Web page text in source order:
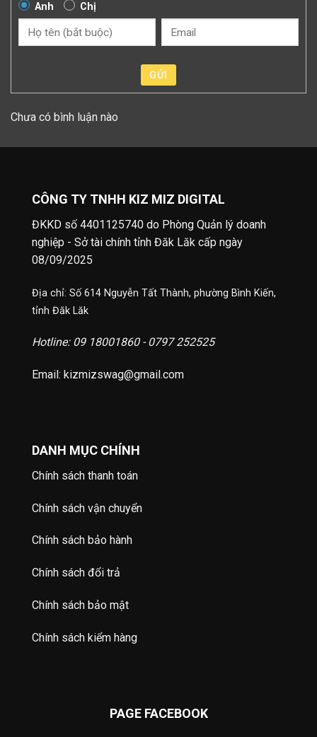
Anh Chị
GỬI
Chưa có bình luận nào
CÔNG TY TNHH KIZ MIZ DIGITAL
ĐKKD số 4401125740 do Phòng Quản lý doanh
nghiệp - Sở tài chính tỉnh Đăk Lăk cấp ngày
08/09/2025
Địa chỉ: Số 614 Nguyễn Tất Thành, phường Bình Kiến,
tỉnh Đăk Lăk
Hotline: 09 18001860 - 0797 252525
Email: kizmizswag@gmail.com
DANH MỤC CHÍNH
Chính sách thanh toán
Chính sách vận chuyển
Chính sách bảo hành
Chính sách đổi trả
Chính sách bảo mật
Chính sách kiểm hàng
PAGE FACEBOOK